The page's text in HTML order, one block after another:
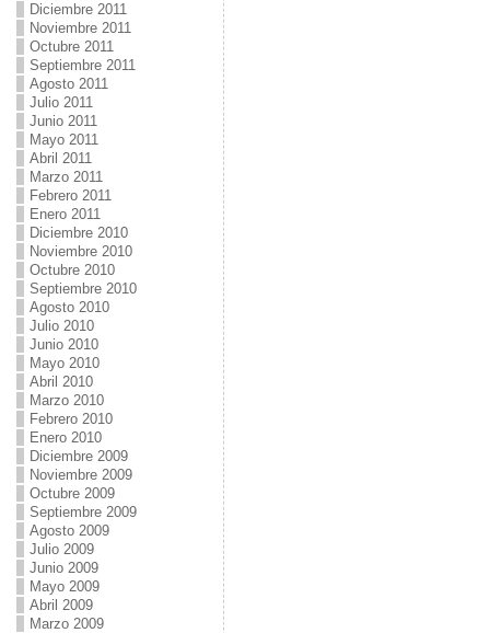
Diciembre 2011
Noviembre 2011
Octubre 2011
Septiembre 2011
Agosto 2011
Julio 2011
Junio 2011
Mayo 2011
Abril 2011
Marzo 2011
Febrero 2011
Enero 2011
Diciembre 2010
Noviembre 2010
Octubre 2010
Septiembre 2010
Agosto 2010
Julio 2010
Junio 2010
Mayo 2010
Abril 2010
Marzo 2010
Febrero 2010
Enero 2010
Diciembre 2009
Noviembre 2009
Octubre 2009
Septiembre 2009
Agosto 2009
Julio 2009
Junio 2009
Mayo 2009
Abril 2009
Marzo 2009